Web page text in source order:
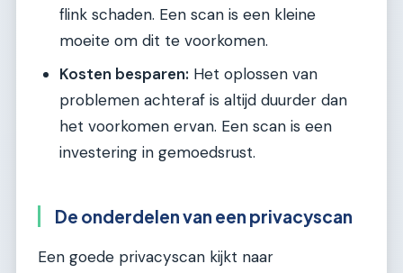
flink schaden. Een scan is een kleine
moeite om dit te voorkomen.
Kosten besparen: Het oplossen van
problemen achteraf is altijd duurder dan
het voorkomen ervan. Een scan is een
investering in gemoedsrust.
De onderdelen van een privacyscan
Een goede privacyscan kijkt naar